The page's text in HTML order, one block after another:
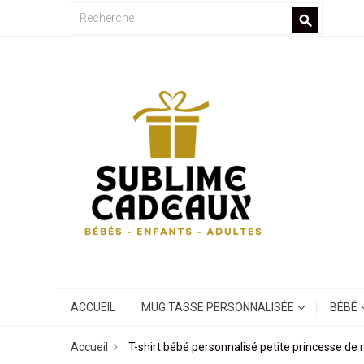
search
ACCUEIL MUG TASSE PERSONNALISÉE BÉBÉ
Accueil T-shirt bébé personnalisé petite princesse de